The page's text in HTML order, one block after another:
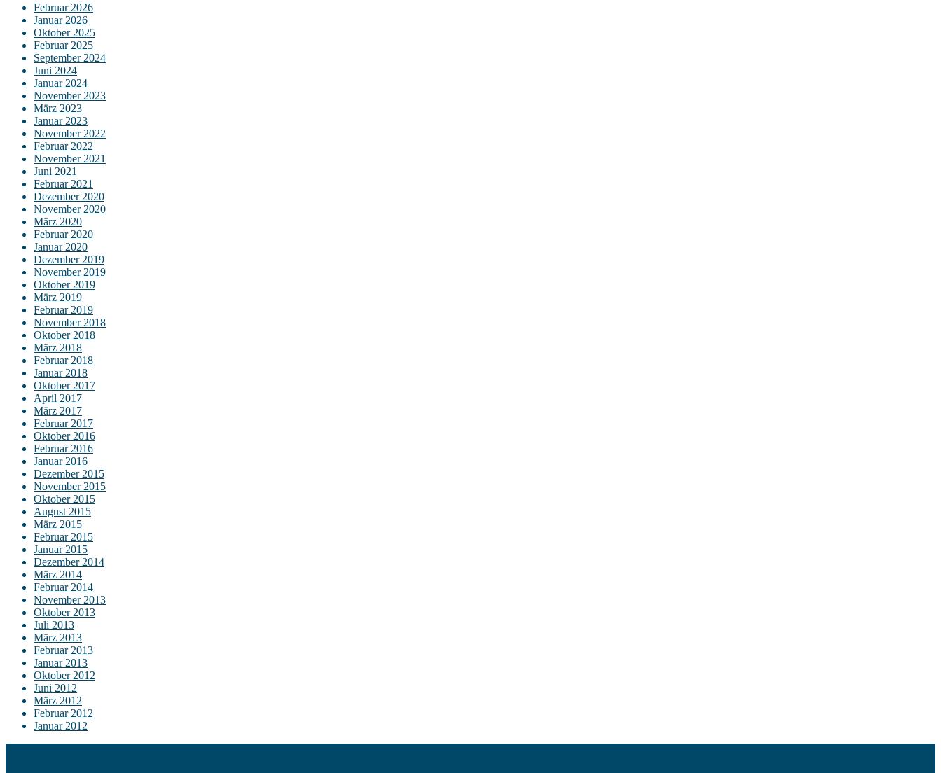
Februar 2026
Januar 2026
Oktober 2025
Februar 2025
September 2024
Juni 2024
Januar 2024
November 2023
März 2023
Januar 2023
November 2022
Februar 2022
November 2021
Juni 2021
Februar 2021
Dezember 2020
November 2020
März 2020
Februar 2020
Januar 2020
Dezember 2019
November 2019
Oktober 2019
März 2019
Februar 2019
November 2018
Oktober 2018
März 2018
Februar 2018
Januar 2018
Oktober 2017
April 2017
März 2017
Februar 2017
Oktober 2016
Februar 2016
Januar 2016
Dezember 2015
November 2015
Oktober 2015
August 2015
März 2015
Februar 2015
Januar 2015
Dezember 2014
März 2014
Februar 2014
November 2013
Oktober 2013
Juli 2013
März 2013
Februar 2013
Januar 2013
Oktober 2012
Juni 2012
März 2012
Februar 2012
Januar 2012